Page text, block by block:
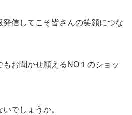
発信してこそ皆さんの笑顔につな
お聞かせ願えるNO１のショッ
でしょうか。